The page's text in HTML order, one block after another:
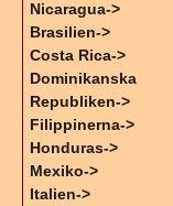
Nicaragua->
Brasilien->
Costa Rica->
Dominikanska
Republiken->
Filippinerna->
Honduras->
Mexiko->
Italien->